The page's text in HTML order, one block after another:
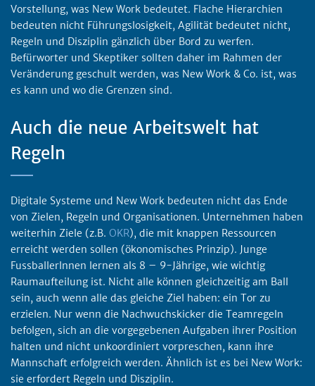
Vorstellung, was New Work bedeutet. Flache Hierarchien
bedeuten nicht Führungslosigkeit, Agilität bedeutet nicht,
Regeln und Disziplin gänzlich über Bord zu werfen.
Befürworter und Skeptiker sollten daher im Rahmen der
Veränderung geschult werden, was New Work & Co. ist, was
es kann und wo die Grenzen sind.
Auch die neue Arbeitswelt hat
Regeln
Digitale Systeme und New Work bedeuten nicht das Ende
von Zielen, Regeln und Organisationen. Unternehmen haben
weiterhin Ziele (z.B. OKR), die mit knappen Ressourcen
erreicht werden sollen (ökonomisches Prinzip). Junge
FussballerInnen lernen als 8 – 9-Jährige, wie wichtig
Raumaufteilung ist. Nicht alle können gleichzeitig am Ball
sein, auch wenn alle das gleiche Ziel haben: ein Tor zu
erzielen. Nur wenn die Nachwuchskicker die Teamregeln
befolgen, sich an die vorgegebenen Aufgaben ihrer Position
halten und nicht unkoordiniert vorpreschen, kann ihre
Mannschaft erfolgreich werden. Ähnlich ist es bei New Work:
sie erfordert Regeln und Disziplin.